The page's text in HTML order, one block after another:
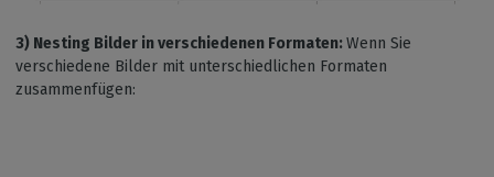
3) Nesting Bilder in verschiedenen Formaten:Wenn Sie
verschiedene Bilder mit unterschiedlichen Formaten
zusammenfügen: